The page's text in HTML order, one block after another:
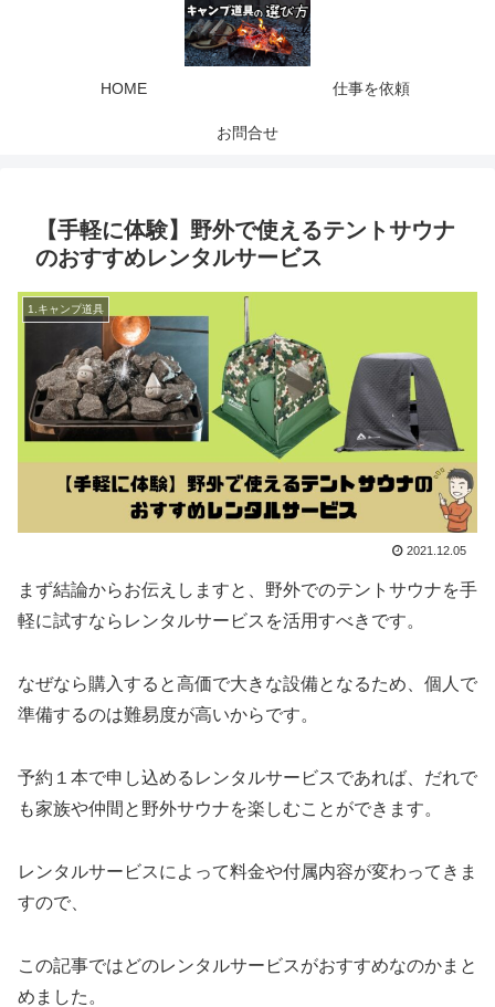
HOME 仕事を依頼
お問合せ
【手軽に体験】野外で使えるテントサウナ
のおすすめレンタルサービス
1.キャンプ道具
2021.12.05
まず結論からお伝えしますと、野外でのテントサウナを手
軽に試すならレンタルサービスを活用すべきです。
なぜなら購入すると高価で大きな設備となるため、個人で
準備するのは難易度が高いからです。
予約１本で申し込めるレンタルサービスであれば、だれで
も家族や仲間と野外サウナを楽しむことができます。
レンタルサービスによって料金や付属内容が変わってきま
すので、
この記事ではどのレンタルサービスがおすすめなのかまと
めました。